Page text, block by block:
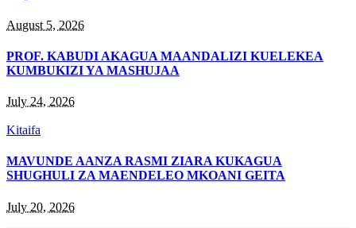
August 5, 2026
PROF. KABUDI AKAGUA MAANDALIZI KUELEKEA
KUMBUKIZI YA MASHUJAA
July 24, 2026
Kitaifa
MAVUNDE AANZA RASMI ZIARA KUKAGUA
SHUGHULI ZA MAENDELEO MKOANI GEITA
July 20, 2026